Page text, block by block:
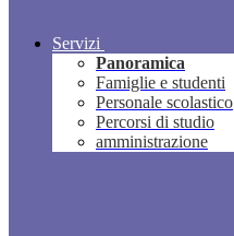
Servizi
Panoramica
Famiglie e studenti
Personale scolastico
Percorsi di studio
amministrazione